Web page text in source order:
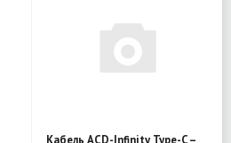
Кабель ACD-Infinity Type-C –